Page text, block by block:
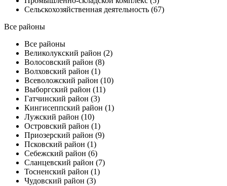
Сельскохозяйственная деятельность (67)
Все районы
Все районы
Великолукский район (2)
Волосовский район (8)
Волховский район (1)
Всеволожский район (10)
Выборгский район (11)
Гатчинский район (3)
Кингисеппский район (1)
Лужский район (10)
Островский район (1)
Приозерский район (9)
Псковский район (1)
Себежский район (6)
Сланцевский район (7)
Тосненский район (1)
Чудовский район (3)